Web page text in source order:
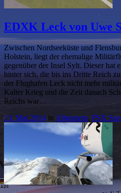
EDXK Leck von Uwe
Zwischen Nordseeküste und
Holstein, liegt der ehemalige
gegenüber der Insel Sylt. Dieser hat
hinter sich, die bis ins Dritte Reich
der Flughafen Leck nicht mehr
Kalter Krieg und die Zeit danach
Reichs war…
13. Mai 2014 in Allgemein, FSX